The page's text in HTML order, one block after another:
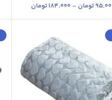
نقره ای کروم
پلاتینیوماستیل+9
تومان –
184,000تومان